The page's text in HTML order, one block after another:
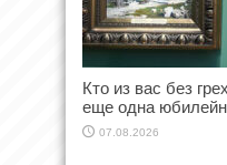
Кто из вас без
еще одна
07.08.2026